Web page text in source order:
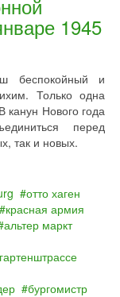
1945
беспокойный и
Только одна
канун Нового года
перед
так и новых.
отто хаген
красная армия
альтер маркт
гартенштрассе
бургомистр